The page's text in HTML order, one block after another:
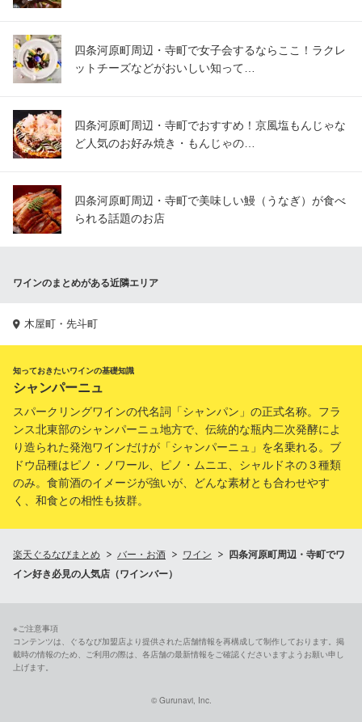
四条河原町周辺・寺町で女子会するならここ！ラクレ
ットチーズなどがおいしい知って…
四条河原町周辺・寺町でおすすめ！京風塩もんじゃな
ど人気のお好み焼き・もんじゃの…
四条河原町周辺・寺町で美味しい鰻（うなぎ）が食べ
られる話題のお店
ワインのまとめがある近隣エリア
木屋町・先斗町
知っておきたいワインの基礎知識
シャンパーニュ
スパークリングワインの代名詞「シャンパン」の正式名称。フラ
ンス北東部のシャンパーニュ地方で、伝統的な瓶内二次発酵によ
り造られた発泡ワインだけが「シャンパーニュ」を名乗れる。ブ
ドウ品種はピノ・ノワール、ピノ・ムニエ、シャルドネの３種類
のみ。食前酒のイメージが強いが、どんな素材とも合わせやす
く、和食との相性も抜群。
楽天ぐるなびまとめ バー・お酒 ワイン
四条河原町周辺・寺町でワ
イン好き必見の人気店（ワインバー）
※ご注意事項
コンテンツは、ぐるなび加盟店より提供された店舗情報を再構成して制作しております。掲
載時の情報のため、ご利用の際は、各店舗の最新情報をご確認くださいますようお願い申し
上げます。
© Gurunavi, Inc.